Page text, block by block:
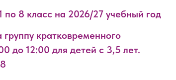
по 8 класс на 2026/27 учебный год
кратковременного
до 12:00 для детей с 3,5 лет.